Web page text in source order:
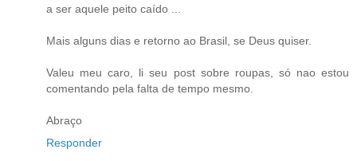
a ser aquele peito caído ...
Mais alguns dias e retorno ao Brasil, se Deus quiser.
Valeu meu caro, li seu post sobre roupas, só nao estou
comentando pela falta de tempo mesmo.
Abraço
Responder